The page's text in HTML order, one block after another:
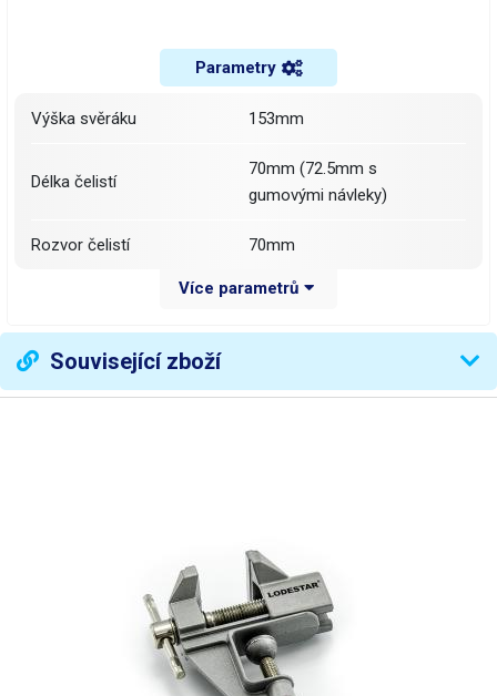
Parametry
Výška svěráku 153mm
Délka čelistí
70mm (72.5mm s
gumovými návleky)
Rozvor čelistí 70mm
d=174mm (opsaná
Materiál
Více parametrů
Související zboží